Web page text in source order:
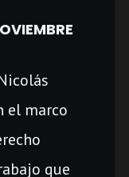
el marco
que